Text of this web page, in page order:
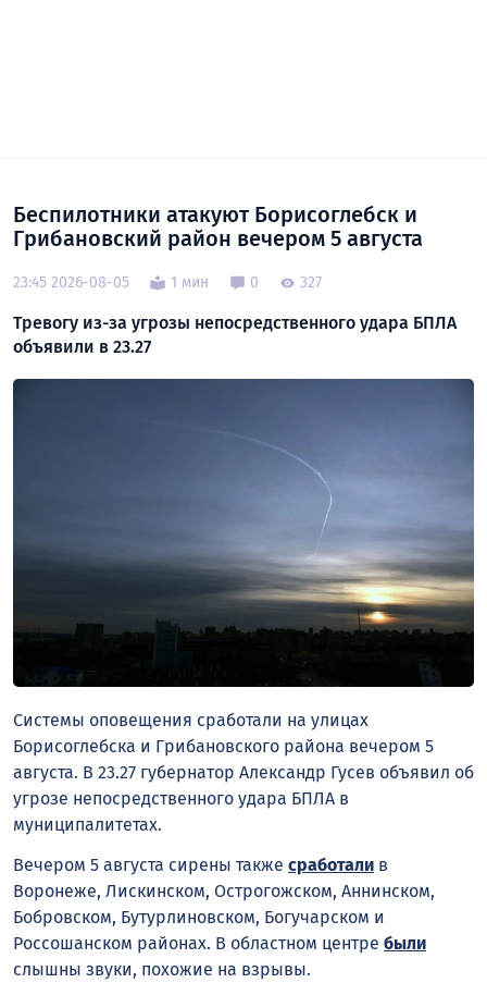
Беспилотники атакуют Борисоглебск и
Грибановский район вечером 5 августа
23:45 2026-08-05 1 мин 0 327
Тревогу из-за угрозы непосредственного удара БПЛА
объявили в 23.27
Системы оповещения сработали на улицах
Борисоглебска и Грибановского района вечером 5
августа. В 23.27 губернатор Александр Гусев объявил об
угрозе непосредственного удара БПЛА в
муниципалитетах.
Вечером 5 августа сирены также сработали в
Воронеже, Лискинском, Острогожском, Аннинском,
Бобровском, Бутурлиновском, Богучарском и
Россошанском районах. В областном центре были
слышны звуки, похожие на взрывы.